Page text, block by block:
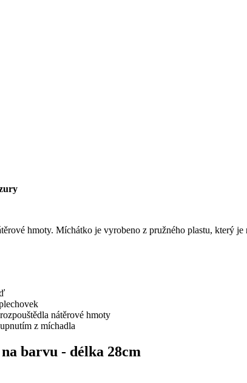
hmoty. Míchátko je vyrobeno z pružného plastu, který
nátěrové hmoty
z míchadla
barvu - délka 28cm